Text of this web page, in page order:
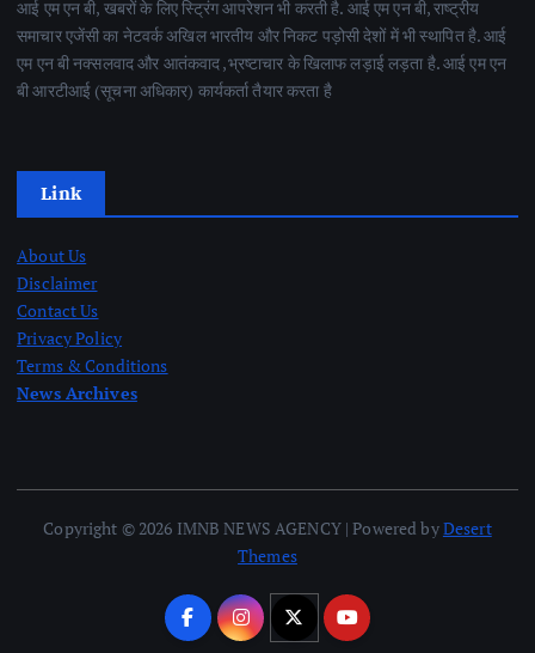
आई एम एन बी, खबरों के लिए स्ट्रिंग आपरेशन भी करती है. आई एम एन बी, राष्ट्रीय
समाचार एजेंसी का नेटवर्क अखिल भारतीय और निकट पड़ोसी देशों में भी स्थापित है. आई
एम एन बी नक्सलवाद और आतंकवाद ,भ्रष्टाचार के खिलाफ लड़ाई लड़ता है. आई एम एन
बी आरटीआई (सूचना अधिकार) कार्यकर्ता तैयार करता है
Link
About Us
Disclaimer
Contact Us
Privacy Policy
Terms & Conditions
News Archives
Copyright © 2026 IMNB NEWS AGENCY | Powered byDesert
Themes